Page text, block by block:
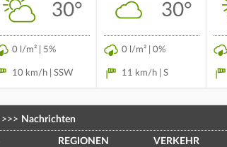
30°
0 l/m² | 5%
10 km/h | SSW
30°
0 l/m² | 0%
11 km/h | S
>>> Nachrichten
REGIONEN VERKEHR